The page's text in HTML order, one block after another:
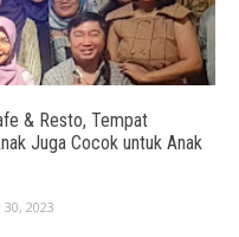
& Resto, Tempat
Juga Cocok untuk Anak
2023